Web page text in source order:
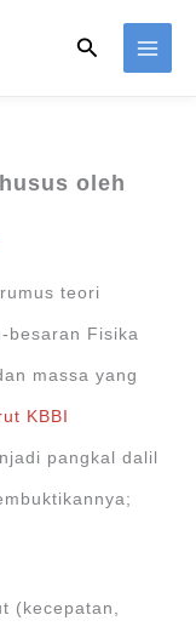
Search
oleh
teori
besaran Fisika
massa yang
KBBI
pangkal dalil
(kecepatan,